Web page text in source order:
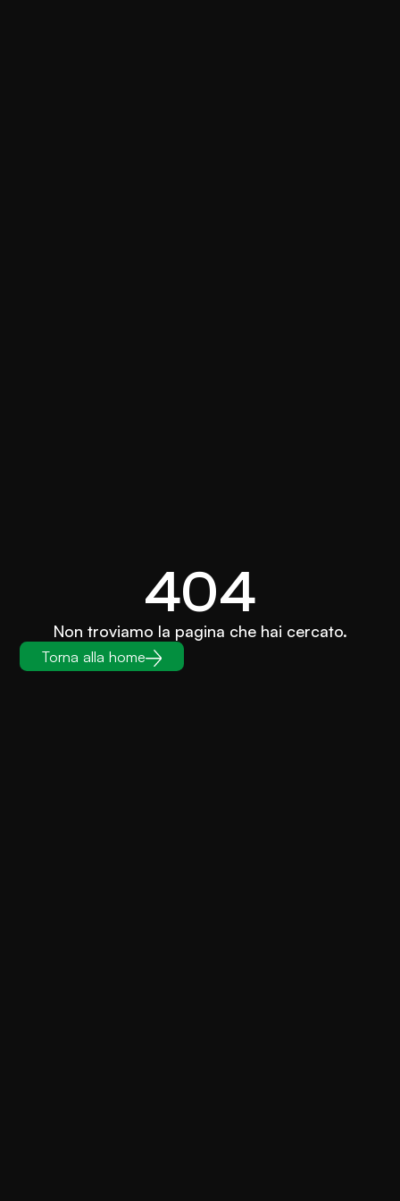
404
Non troviamo la pagina che hai cercato.
Torna alla home